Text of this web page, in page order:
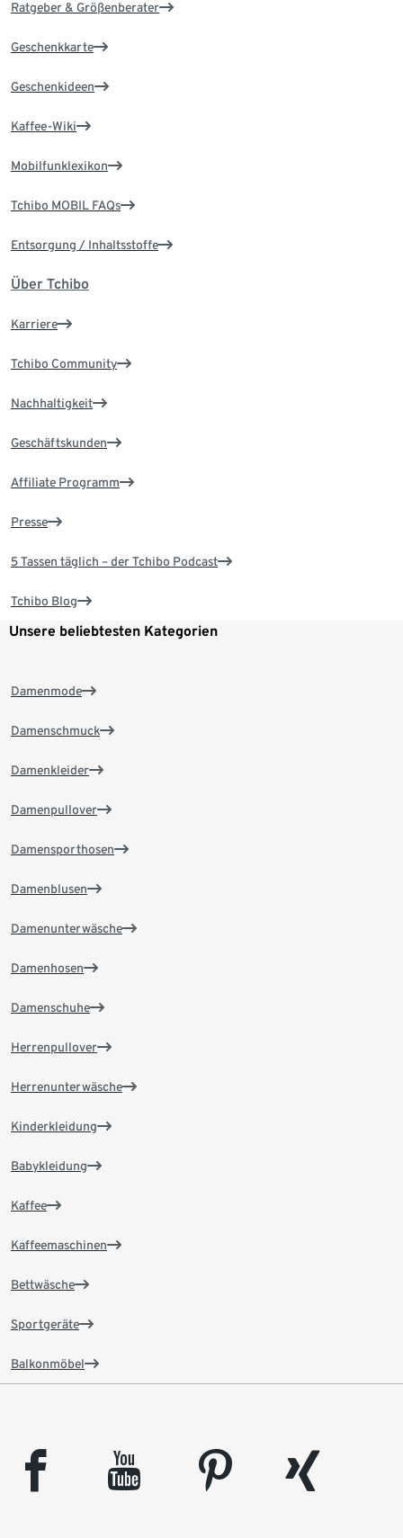
Ratgeber & Größenberater
Geschenkkarte
Geschenkideen
Kaffee-Wiki
Mobilfunklexikon
Tchibo MOBIL FAQs
Entsorgung / Inhaltsstoffe
Über Tchibo
Karriere
Tchibo Community
Nachhaltigkeit
Geschäftskunden
Affiliate Programm
Presse
5 Tassen täglich – der Tchibo Podcast
Tchibo Blog
Unsere beliebtesten Kategorien
Damenmode
Damenschmuck
Damenkleider
Damenpullover
Damensporthosen
Damenblusen
Damenunterwäsche
Damenhosen
Damenschuhe
Herrenpullover
Herrenunterwäsche
Kinderkleidung
Babykleidung
Kaffee
Kaffeemaschinen
Bettwäsche
Sportgeräte
Balkonmöbel
facebook youtube pinterest
xing